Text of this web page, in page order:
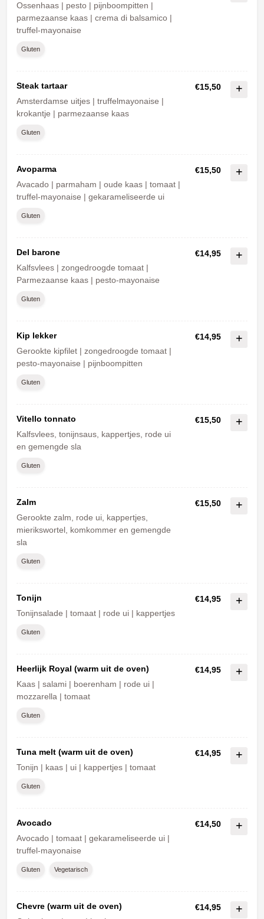
Ossenhaas | pesto | pijnboompitten |
parmezaanse kaas | crema di balsamico |
truffel-mayonaise
Gluten
Steak tartaar
Amsterdamse uitjes | truffelmayonaise |
krokantje | parmezaanse kaas
€15,50
Gluten
Avoparma
Avacado | parmaham | oude kaas | tomaat |
truffel-mayonaise | gekarameliseerde ui
€15,50
Gluten
Del barone
Kalfsvlees | zongedroogde tomaat |
Parmezaanse kaas | pesto-mayonaise
€14,95
Gluten
Kip lekker
Gerookte kipfilet | zongedroogde tomaat |
pesto-mayonaise | pijnboompitten
€14,95
Gluten
Vitello tonnato
Kalfsvlees, tonijnsaus, kappertjes, rode ui
en gemengde sla
€15,50
Gluten
Zalm
Gerookte zalm, rode ui, kappertjes,
mierikswortel, komkommer en gemengde
sla
€15,50
Gluten
Tonijn
Tonijnsalade | tomaat | rode ui | kappertjes
€14,95
Gluten
Heerlijk Royal (warm uit de oven)
Kaas | salami | boerenham | rode ui |
mozzarella | tomaat
€14,95
Gluten
Tuna melt (warm uit de oven)
Tonijn | kaas | ui | kappertjes | tomaat
€14,95
Gluten
Avocado
Avocado | tomaat | gekarameliseerde ui |
truffel-mayonaise
€14,50
Gluten Vegetarisch
Chevre (warm uit de oven)
€14,95